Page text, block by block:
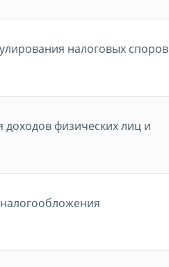
налоговых споров
физических лиц и